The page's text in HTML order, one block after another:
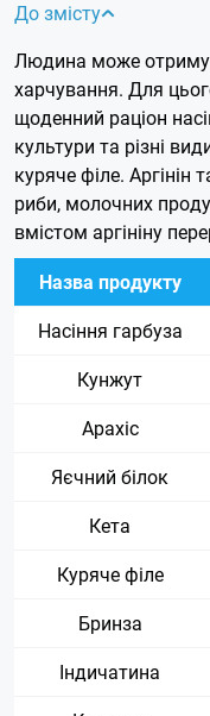
До змісту
Людина може
харчування. Для
щоденний раціон
культури та різні
куряче філе. Аргінін
риби, молочних
вмістом аргініну
Назва продукту
Насіння гарбуза
Кунжут
Арахіс
Яєчний білок
Кета
Куряче філе
Бринза
Індичатина